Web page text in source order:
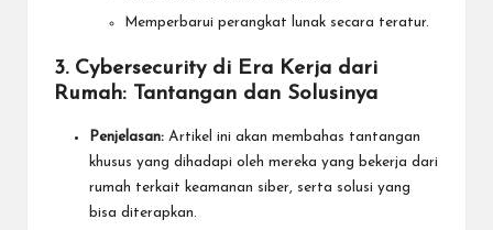
Memperbarui perangkat lunak secara teratur.
3. Cybersecurity di Era Kerja dari
Rumah: Tantangan dan Solusinya
Penjelasan: Artikel ini akan membahas tantangan
khusus yang dihadapi oleh mereka yang bekerja dari
rumah terkait keamanan siber, serta solusi yang
bisa diterapkan.